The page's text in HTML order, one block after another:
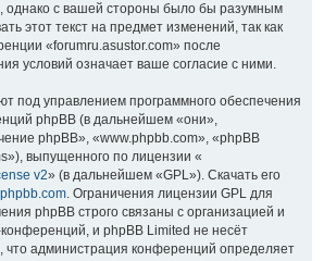
однако с вашей стороны было бы разумным
этот текст на предмет изменений, так как
«forumru.asustor.com» после
условий означает ваше согласие с ними.
под управлением программного обеспечения
phpBB (в дальнейшем «они»,
phpBB», «www.phpbb.com», «phpBB
выпущенного по лицензии «
v2» (в дальнейшем «GPL»). Скачать его
. Ограничения лицензии GPL для
phpBB строго связаны с организацией и
и phpBB Limited не несёт
что администрация конференций определяет